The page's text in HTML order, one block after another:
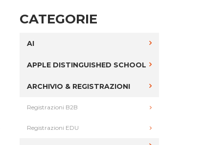
CATEGORIE
AI
APPLE DISTINGUISHED SCHOOL
ARCHIVIO & REGISTRAZIONI
Registrazioni B2B
Registrazioni EDU